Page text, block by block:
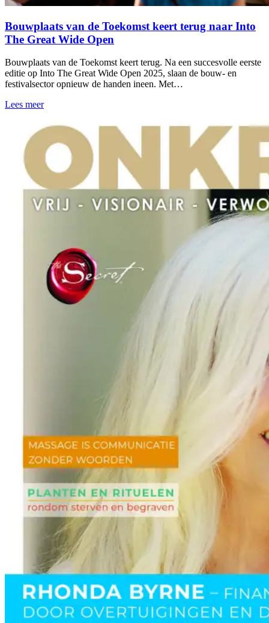
Bouwplaats van de Toekomst keert terug naar Into
The Great Wide Open
Bouwplaats van de Toekomst keert terug. Na een succesvolle eerste
editie op Into The Great Wide Open 2025, slaan de bouw- en
festivalsector opnieuw de handen ineen. Met…
Lees meer